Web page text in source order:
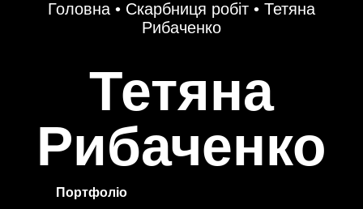
Головна • Скарбниця робіт • Тетяна
Рибаченко
Тетяна
Рибаченко
Портфоліо